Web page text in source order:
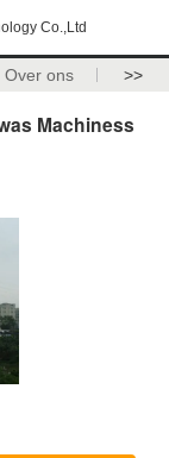
Co.,Ltd
Over ons >>
Machiness